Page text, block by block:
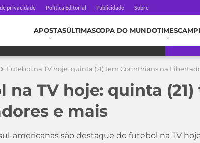
privacidade Política Editorial Publicidade Sobre
APOSTASÚLTIMASCOPA DO MUNDOTIMES
Futebol na TV hoje: quinta (21) tem Corinthians na
na TV hoje: quinta
e mais
americanas são destaque do futebol na TV hoje